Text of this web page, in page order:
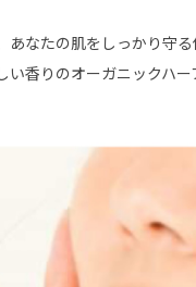
あなたの肌をしっかり守
い香りのオーガニックハ